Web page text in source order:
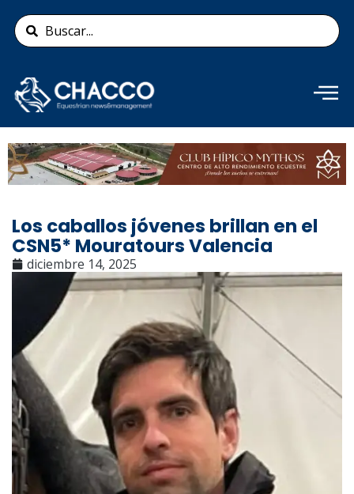
contenido
Search
...
Añade aquí tu texto de
cabecera
Los caballos jóvenes brillan en el
CSN5* Mouratours Valencia
diciembre 14, 2025